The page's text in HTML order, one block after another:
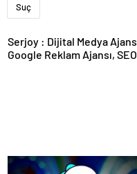
Suç
Serjoy : Dijital Medya Ajansı,
Google Reklam Ajansı, SEO